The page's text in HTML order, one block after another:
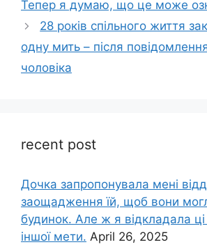
Тепер я думаю, що це може
28 років спільного життя
одну мить – після
чоловіка
recent post
Дочка запpопонувала мені
заощадження їй, щоб вони
будинок. Але ж я відкладала
іншої мети. April 26, 2025